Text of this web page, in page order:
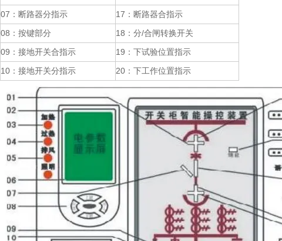
07：断路器分指示
17：断路器合指示
08：按键部分
18：分/合闸转换开关
09：接地开关合指示
19：下试验位置指示
10：接地开关分指示
20：下工作位置指示